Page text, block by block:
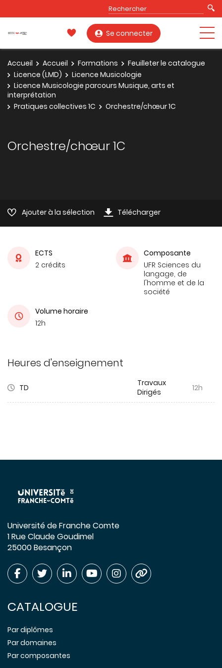
Se connecter
Accueil Accueil Formations
Feuilleter le catalogue
Licence (LMD)
Licence Musicologie
Licence Musicologie parcours Musique, arts et
interprétation
Pratiques collectives 1C
Orchestre/chœur 1C
Orchestre/chœur 1C
Ajouter à la sélection Télécharger
ECTS
2 crédits
Composante
UFR Sciences du
langage, de
l'homme et de la
société
Volume horaire
12h
Heures d'enseignement
TD
Travaux
Dirigés
12h
Université de Franche Comte
1 Rue Claude Goudimel
25000 Besançon
CATALOGUE
Par diplômes
Par domaines
Par composantes